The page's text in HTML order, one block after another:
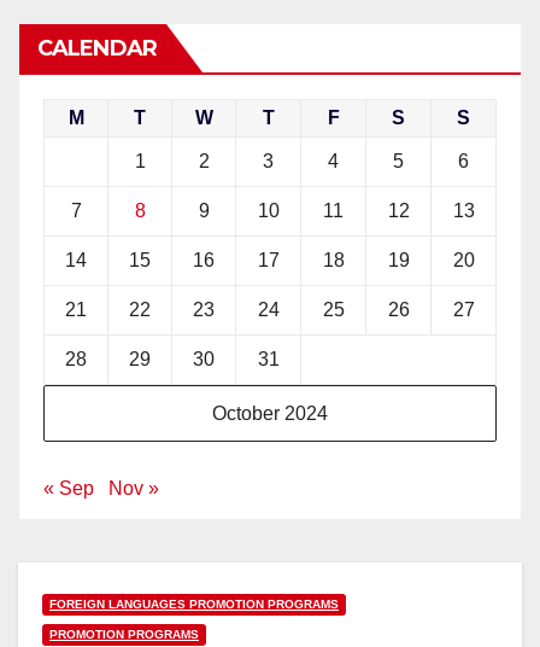
CALENDAR
October 2024
M T W T F S S
1 2 3 4 5 6
7 8 9 10 11 12 13
14 15 16 17 18 19 20
21 22 23 24 25 26 27
28 29 30 31
« Sep Nov »
FOREIGN LANGUAGES PROMOTION PROGRAMS
PROMOTION PROGRAMS